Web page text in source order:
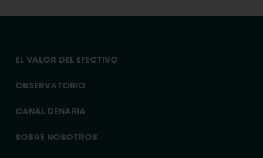
EL VALOR DEL EFECTIVO
OBSERVATORIO
CANAL DENARIA
SOBRE NOSOTROS